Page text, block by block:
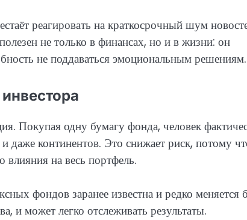
реагировать на краткосрочный шум
не только в финансах, но и в жизни: он
не поддаваться эмоциональным решениям.
Покупая одну бумагу фонда, человек
даже континентов. Это снижает риск, потому
влияния на весь портфель.
фондов заранее известна и редко меняется
и может легко отслеживать результаты.